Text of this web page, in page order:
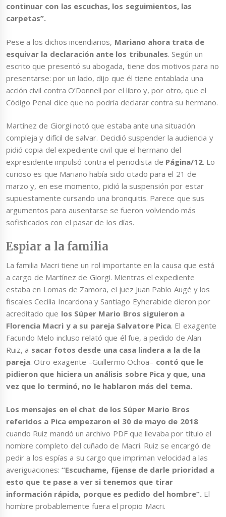
continuar con las escuchas, los seguimientos, las
carpetas”.
Pese a los dichos incendiarios, Mariano ahora trata de
esquivar la declaración ante los tribunales. Según un
escrito que presentó su abogada, tiene dos motivos para no
presentarse: por un lado, dijo que él tiene entablada una
acción civil contra O’Donnell por el libro y, por otro, que el
Código Penal dice que no podría declarar contra su hermano.
Martínez de Giorgi notó que estaba ante una situación
compleja y difícil de salvar. Decidió suspender la audiencia y
pidió copia del expediente civil que el hermano del
expresidente impulsó contra el periodista de Página/12. Lo
curioso es que Mariano había sido citado para el 21 de
marzo y, en ese momento, pidió la suspensión por estar
supuestamente cursando una bronquitis. Parece que sus
argumentos para ausentarse se fueron volviendo más
sofisticados con el pasar de los días.
Espiar a la familia
La familia Macri tiene un rol importante en la causa que está
a cargo de Martínez de Giorgi. Mientras el expediente
estaba en Lomas de Zamora, el juez Juan Pablo Augé y los
fiscales Cecilia Incardona y Santiago Eyherabide dieron por
acreditado que los Súper Mario Bros siguieron a
Florencia Macri y a su pareja Salvatore Pica. El exagente
Facundo Melo incluso relató que él fue, a pedido de Alan
Ruiz, a sacar fotos desde una casa lindera a la de la
pareja. Otro exagente –Guillermo Ochoa– contó que le
pidieron que hiciera un análisis sobre Pica y que, una
vez que lo terminó, no le hablaron más del tema.
Los mensajes en el chat de los Súper Mario Bros
referidos a Pica empezaron el 30 de mayo de 2018
cuando Ruiz mandó un archivo PDF que llevaba por título el
nombre completo del cuñado de Macri. Ruiz se encargó de
pedir a los espías a su cargo que impriman velocidad a las
averiguaciones:“Escuchame, fíjense de darle prioridad a
esto que te pase a ver si tenemos que tirar
información rápida, porque es pedido del hombre”. El
hombre probablemente fuera el propio Macri.